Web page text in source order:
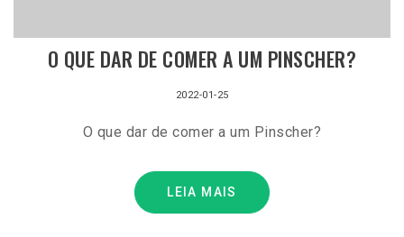
O QUE DAR DE COMER A UM PINSCHER?
2022-01-25
O que dar de comer a um Pinscher?
LEIA MAIS